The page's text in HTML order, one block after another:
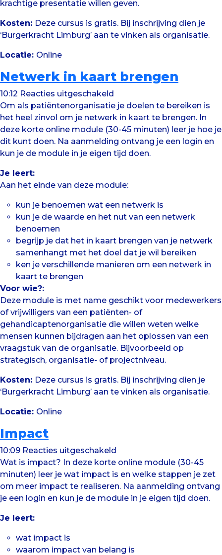
krachtige presentatie willen geven.
Kosten: Deze cursus is gratis. Bij inschrijving dien je
‘Burgerkracht Limburg’ aan te vinken als organisatie.
Locatie: Online
Netwerk in kaart brengen
10:12 Reacties uitgeschakeld
Netwerk
in
kaart
brengen
Om als patiëntenorganisatie je doelen te bereiken is
het heel zinvol om je netwerk in kaart te brengen. In
deze korte online module (30-45 minuten) leer je hoe je
dit kunt doen. Na aanmelding ontvang je een login en
kun je de module in je eigen tijd doen.
Je leert:
Aan het einde van deze module:
kun je benoemen wat een netwerk is
kun je de waarde en het nut van een netwerk
benoemen
begrijp je dat het in kaart brengen van je netwerk
samenhangt met het doel dat je wil bereiken
ken je verschillende manieren om een netwerk in
kaart te brengen
Voor wie?:
Deze module is met name geschikt voor medewerkers
of vrijwilligers van een patiënten- of
gehandicaptenorganisatie die willen weten welke
mensen kunnen bijdragen aan het oplossen van een
vraagstuk van de organisatie. Bijvoorbeeld op
strategisch, organisatie- of projectniveau.
Kosten: Deze cursus is gratis. Bij inschrijving dien je
‘Burgerkracht Limburg’ aan te vinken als organisatie.
Locatie: Online
Impact
10:09 Reacties uitgeschakeld
Impact
Wat is impact? In deze korte online module (30-45
minuten) leer je wat impact is en welke stappen je zet
om meer impact te realiseren. Na aanmelding ontvang
je een login en kun je de module in je eigen tijd doen.
Je leert:
wat impact is
waarom impact van belang is